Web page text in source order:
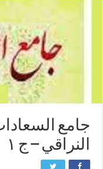
جامع
النراقي – ج ١